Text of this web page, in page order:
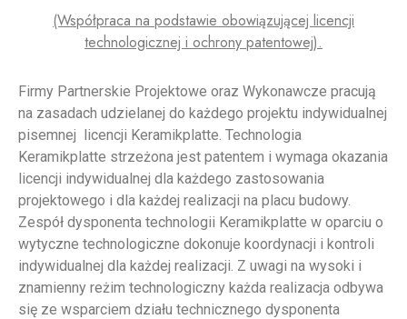
(Współpraca na podstawie obowiązującej licencji
technologicznej i ochrony patentowej).
Firmy Partnerskie Projektowe oraz Wykonawcze pracują
na zasadach udzielanej do każdego projektu indywidualnej
pisemnej licencji Keramikplatte. Technologia
Keramikplatte strzeżona jest patentem i wymaga okazania
licencji indywidualnej dla każdego zastosowania
projektowego i dla każdej realizacji na placu budowy.
Zespół dysponenta technologii Keramikplatte w oparciu o
wytyczne technologiczne dokonuje koordynacji i kontroli
indywidualnej dla każdej realizacji. Z uwagi na wysoki i
znamienny reżim technologiczny każda realizacja odbywa
się ze wsparciem działu technicznego dysponenta